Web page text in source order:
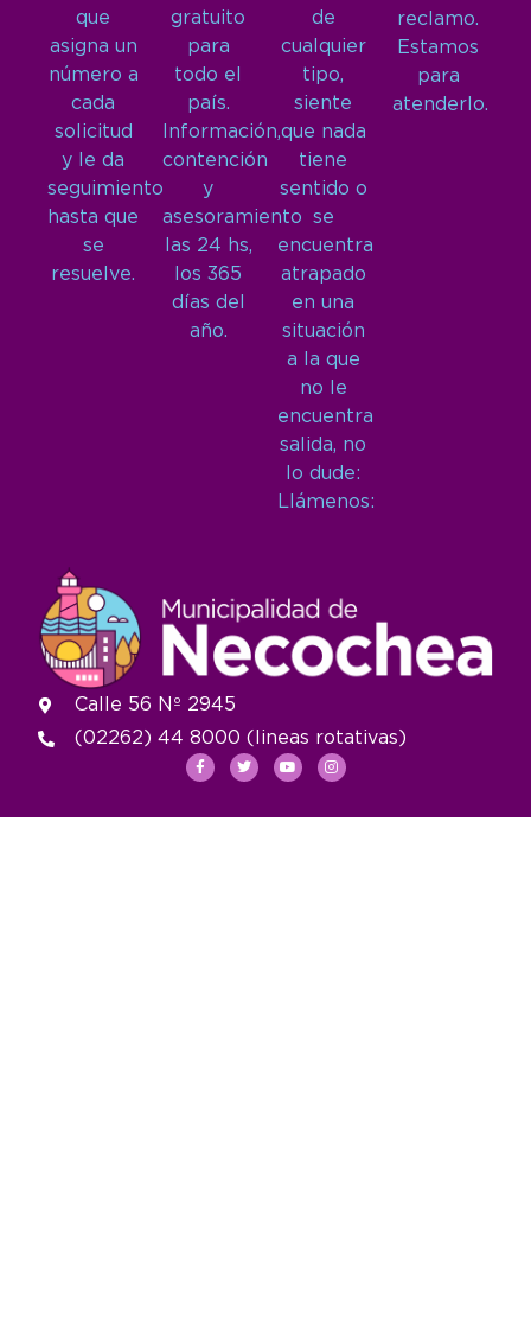
que
asigna un
número a
cada
solicitud
y le da
seguimiento
hasta que
se
resuelve.
gratuito
para
todo el
país.
Información,
contención
y
asesoramiento
las 24 hs,
los 365
días del
año.
de
cualquier
tipo,
siente
que nada
tiene
sentido o
se
encuentra
atrapado
en una
situación
a la que
no le
encuentra
salida, no
lo dude:
Llámenos:
reclamo.
Estamos
para
atenderlo.
Calle 56 Nº 2945
(02262) 44 8000 (lineas rotativas)